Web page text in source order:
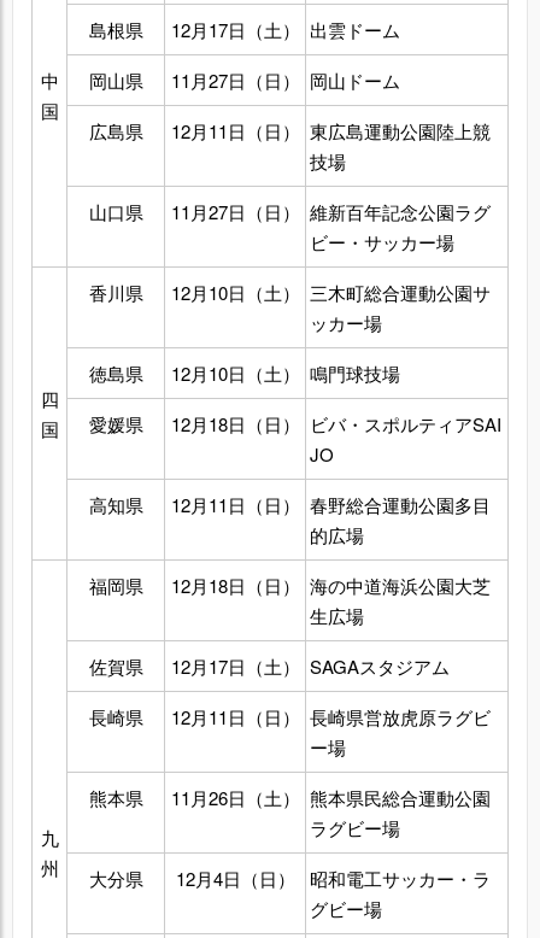
中
国
島根県
12月17日（土）
出雲ドーム
岡山県
11月27日（日）
岡山ドーム
広島県
12月11日（日）
東広島運動公園陸上競
技場
山口県
11月27日（日）
維新百年記念公園ラグ
ビー・サッカー場
四
国
香川県 12月10日（土）
三木町総合運動公園サ
ッカー場
徳島県
12月10日（土）
鳴門球技場
愛媛県
12月18日（日）
ビバ・スポルティアSAI
JO
高知県
12月11日（日）
春野総合運動公園多目
的広場
九
州
福岡県 12月18日（日）
海の中道海浜公園大芝
生広場
佐賀県
12月17日（土）
SAGAスタジアム
長崎県
12月11日（日）
長崎県営放虎原ラグビ
ー場
熊本県
11月26日（土）
熊本県民総合運動公園
ラグビー場
大分県
12月4日（日）
昭和電工サッカー・ラ
グビー場